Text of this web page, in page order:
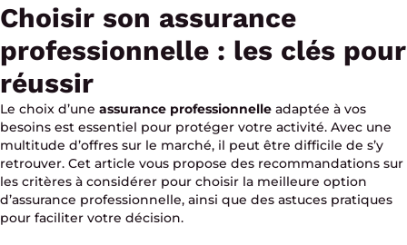
Choisir son assurance
professionnelle : les clés pour
réussir
Le choix d’une assurance professionnelle adaptée à vos
besoins est essentiel pour protéger votre activité. Avec une
multitude d’offres sur le marché, il peut être difficile de s’y
retrouver. Cet article vous propose des recommandations sur
les critères à considérer pour choisir la meilleure option
d’assurance professionnelle, ainsi que des astuces pratiques
pour faciliter votre décision.